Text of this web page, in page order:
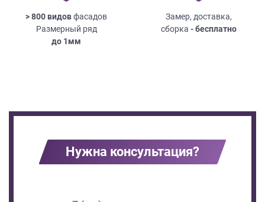
> 800 видовфасадов
Размерный ряд
до 1мм
Замер, доставка,
сборка - бесплатно
Нужна консультация?